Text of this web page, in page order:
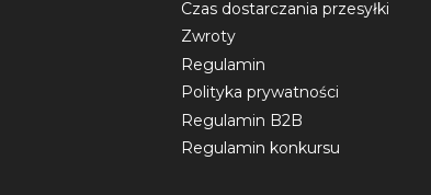
Czas dostarczania przesyłki
Zwroty
Regulamin
Polityka prywatności
Regulamin B2B
Regulamin konkursu